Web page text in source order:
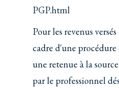
PGP.html
Pour les revenus
cadre d'une
une retenue à la
par le professionnel